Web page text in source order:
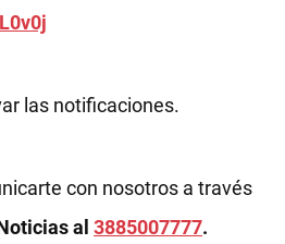
las notificaciones.
con nosotros a través
al 3885007777.